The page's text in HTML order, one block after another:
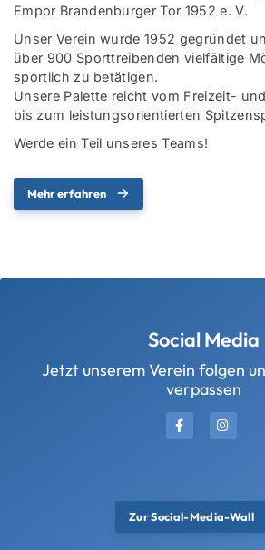
Empor Brandenburger Tor 1952 e. V.
Unser Verein wurde 1952 gegründet
über 900 Sporttreibenden vielfältige
sportlich zu betätigen.
Unsere Palette reicht vom Freizeit-
bis zum leistungsorientierten
Werde ein Teil unseres Teams!
Mehr erfahren
Social Media
Jetzt unserem Verein folgen
verpassen
Zur Social-Media-Wall